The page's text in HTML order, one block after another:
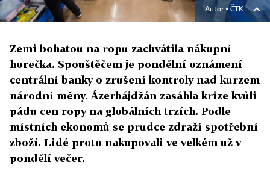
Autor ▪ ČTK
Zemi bohatou na ropu zachvátila nákupní
horečka. Spouštěčem je pondělní oznámení
centrální banky o zrušení kontroly nad kurzem
národní měny. Ázerbájdžán zasáhla krize kvůli
pádu cen ropy na globálních trzích. Podle
místních ekonomů se prudce zdraží spotřební
zboží. Lidé proto nakupovali ve velkém už v
pondělí večer.